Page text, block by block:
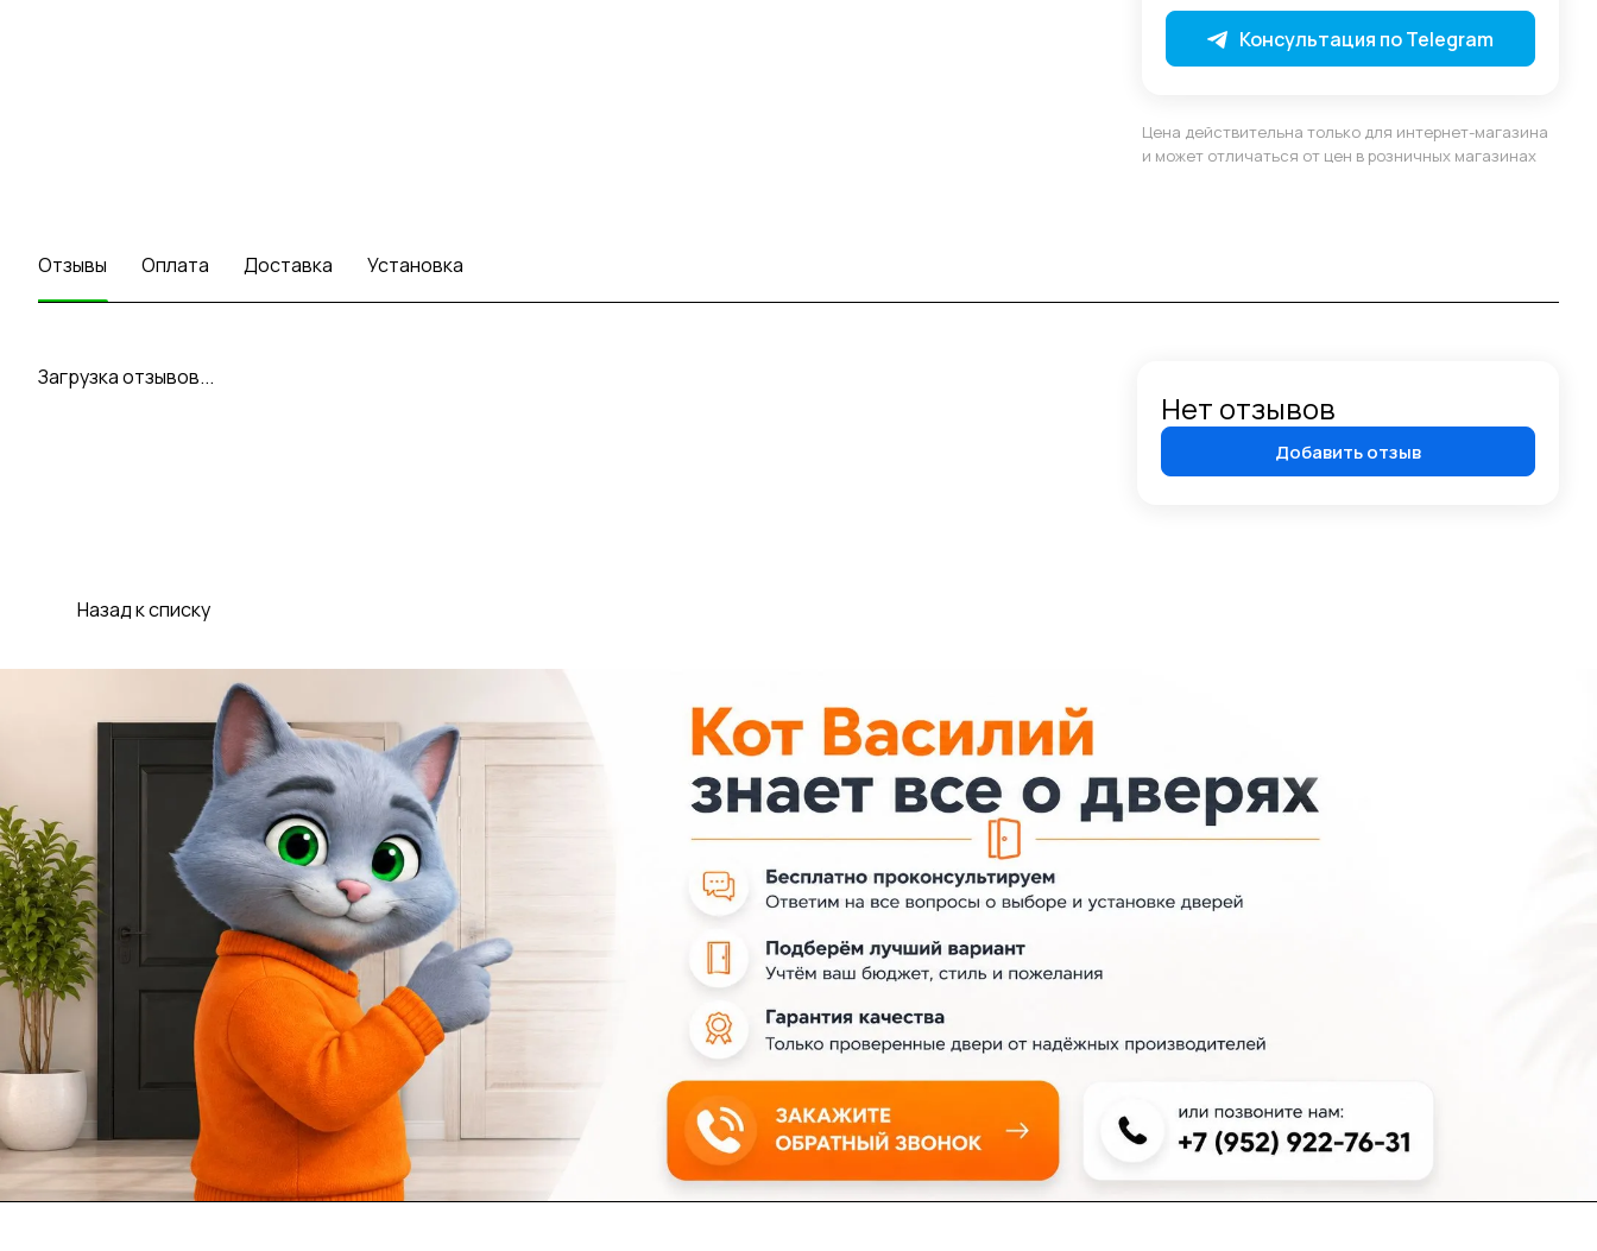
Консультация по Telegram
Цена действительна только для интернет-магазина
и может отличаться от цен в розничных магазинах
Отзывы Оплата Доставка Установка
Загрузка отзывов...
Нет отзывов
Добавить отзыв
Назад к списку